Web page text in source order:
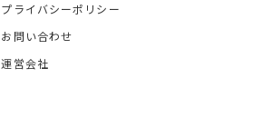
プライバシーポリシー
お問い合わせ
運営会社